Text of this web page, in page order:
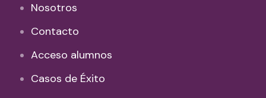
Nosotros
Contacto
Acceso alumnos
Casos de Éxito